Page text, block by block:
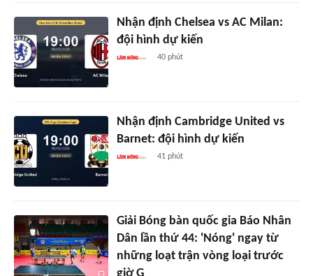
Nhận định Chelsea vs AC Milan:
đội hình dự kiến
40 phút
Nhận định Cambridge United vs
Barnet: đội hình dự kiến
41 phút
Giải Bóng bàn quốc gia Báo Nhân
Dân lần thứ 44: 'Nóng' ngay từ
những loạt trận vòng loại trước